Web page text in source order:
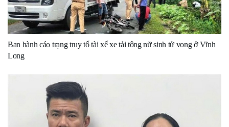
Ban hành cáo trạng truy tố tài xế xe tải tông nữ sinh tử vong ở Vĩnh
Long